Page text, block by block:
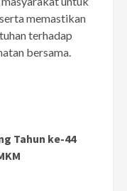
memastikan
terhadap
bersama.
Tahun ke-44